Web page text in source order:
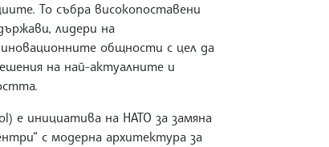
То събра високопоставени
лидери на
общности с цел да
на най-актуалните и
е инициатива на НАТО за замяна
с модерна архитектура за